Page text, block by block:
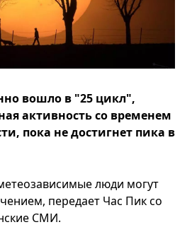
вошло в "25 цикл",
активность со временем
пока не достигнет пика в
люди могут
передает Час Пик со
СМИ.